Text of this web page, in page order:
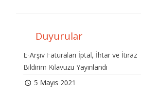
Duyurular
E-Arşiv Faturaları İptal, İhtar ve İtiraz
Bildirim Kılavuzu Yayınlandı
5 Mayıs 2021